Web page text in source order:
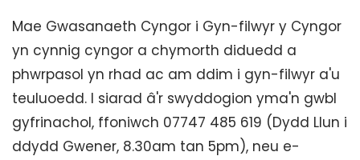
Mae Gwasanaeth Cyngor i Gyn-filwyr y Cyngor
yn cynnig cyngor a chymorth diduedd a
phwrpasol yn rhad ac am ddim i gyn-filwyr a'u
teuluoedd. I siarad â'r swyddogion yma'n gwbl
gyfrinachol, ffoniwch 07747 485 619 (Dydd Llun i
ddydd Gwener, 8.30am tan 5pm), neu e-